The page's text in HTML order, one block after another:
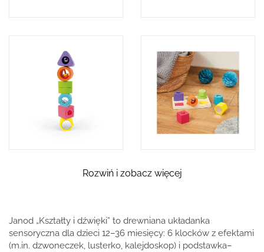
Rozwiń i zobacz więcej
Janod „Kształty i dźwięki” to drewniana układanka
sensoryczna dla dzieci 12–36 miesięcy: 6 klocków z efektami
(m.in. dzwoneczek, lusterko, kalejdoskop) i podstawka–